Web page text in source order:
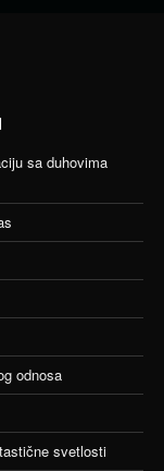
sa duhovima
odnosa
svetlosti